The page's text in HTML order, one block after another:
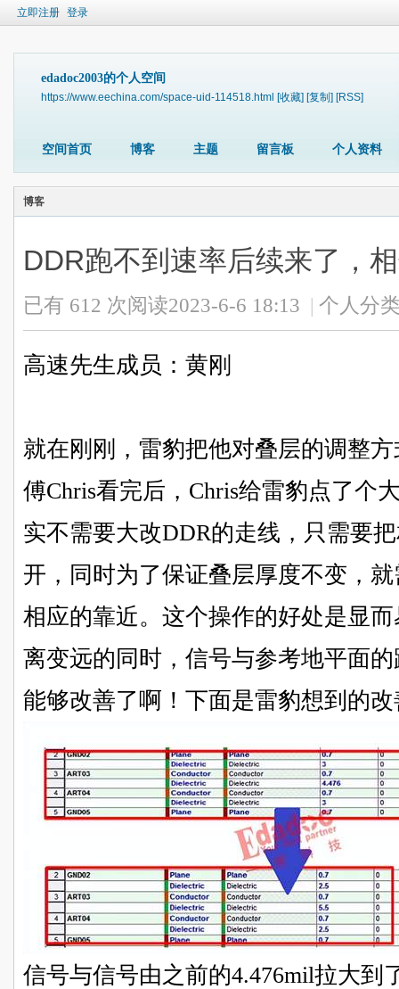
立即注册 登录
edadoc2003的个人空间
https://www.eechina.com/space-uid-114518.html [收藏] [复制] [RSS]
空间首页 博客 主题 留言板 个人资料
博客
DDR跑不到速率后续来了，
已有 612 次阅读2023-6-6 18:13 | 个人分
高速先生成员：黄刚
就在刚刚，雷豹把他对叠层的调整
傅Chris看完后，Chris给雷豹点了个
实不需要大改DDR的走线，只需要
开，同时为了保证叠层厚度不变，
相应的靠近。这个操作的好处是显
离变远的同时，信号与参考地平面
能够改善了啊！下面是雷豹想到的
信号与信号由之前的4.476mil拉大到